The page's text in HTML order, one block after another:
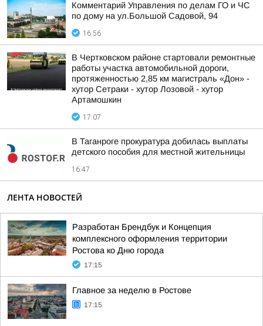
Комментарий Управления по делам ГО и ЧС
по дому на ул.Большой Садовой, 94
16:56
В Чертковском районе стартовали ремонтные
работы участка автомобильной дороги,
протяженностью 2,85 км магистраль «Дон» -
хутор Сетраки - хутор Лозовой - хутор
Артамошкин
17:07
В Таганроге прокуратура добилась выплаты
детского пособия для местной жительницы
16:47
ЛЕНТА НОВОСТЕЙ
Разработан Брендбук и Концепция
комплексного оформления территории
Ростова ко Дню города
17:15
Главное за неделю в Ростове
17:15